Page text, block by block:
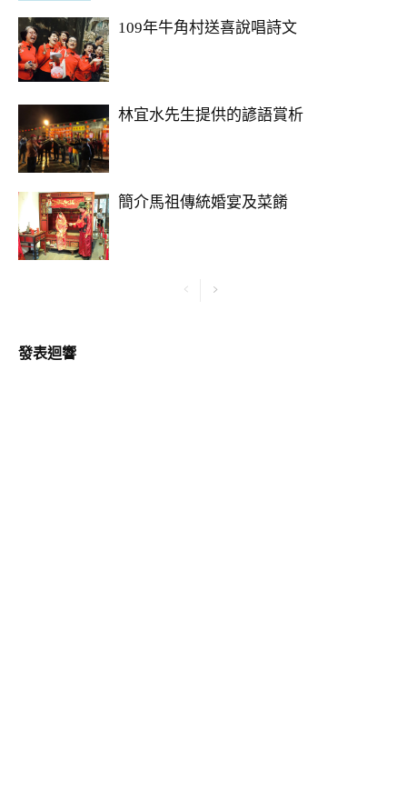
109年牛角村送喜說唱詩文
林宜水先生提供的諺語賞析
簡介馬祖傳統婚宴及菜餚
發表迴響